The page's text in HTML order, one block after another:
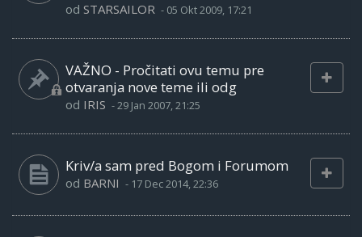
od STARSAILOR - 05 Okt 2009, 17:21
VAŽNO - Pročitati ovu temu pre
otvaranja nove teme ili odg
od IRIS -29 Jan 2007, 21:25
Kriv/a sam pred Bogom i Forumom
od BARNI - 17 Dec 2014, 22:36